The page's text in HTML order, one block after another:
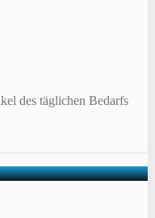
des täglichen Bedarfs